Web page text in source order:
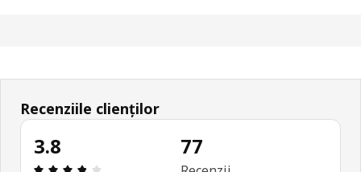
Recenziile clienților
3.8
Prezentare generală: 3.8 din 5 stele Total
77